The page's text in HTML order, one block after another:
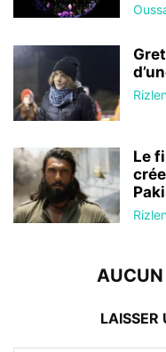
Le
AUCUN
LAISSER